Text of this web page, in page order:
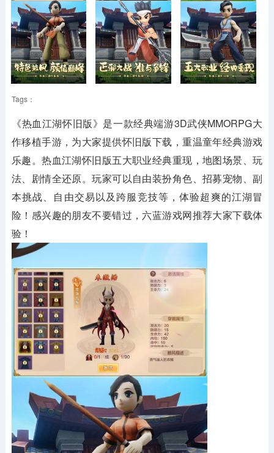
Tags：
《热血江湖怀旧版》是一款经典端游3D武侠MMORPG大
作移植手游，为大家提供怀旧版下载，重温童年经典游戏
乐趣。热血江湖怀旧版五大职业经典重现，地图场景、玩
法、剧情全还原。玩家可以自由装扮角色、招募宠物、副
本挑战、自由交易以及跨服竞技等，体验超爽的江湖冒
险！感兴趣的朋友不要错过，六蓝游戏网推荐大家下载体
验！